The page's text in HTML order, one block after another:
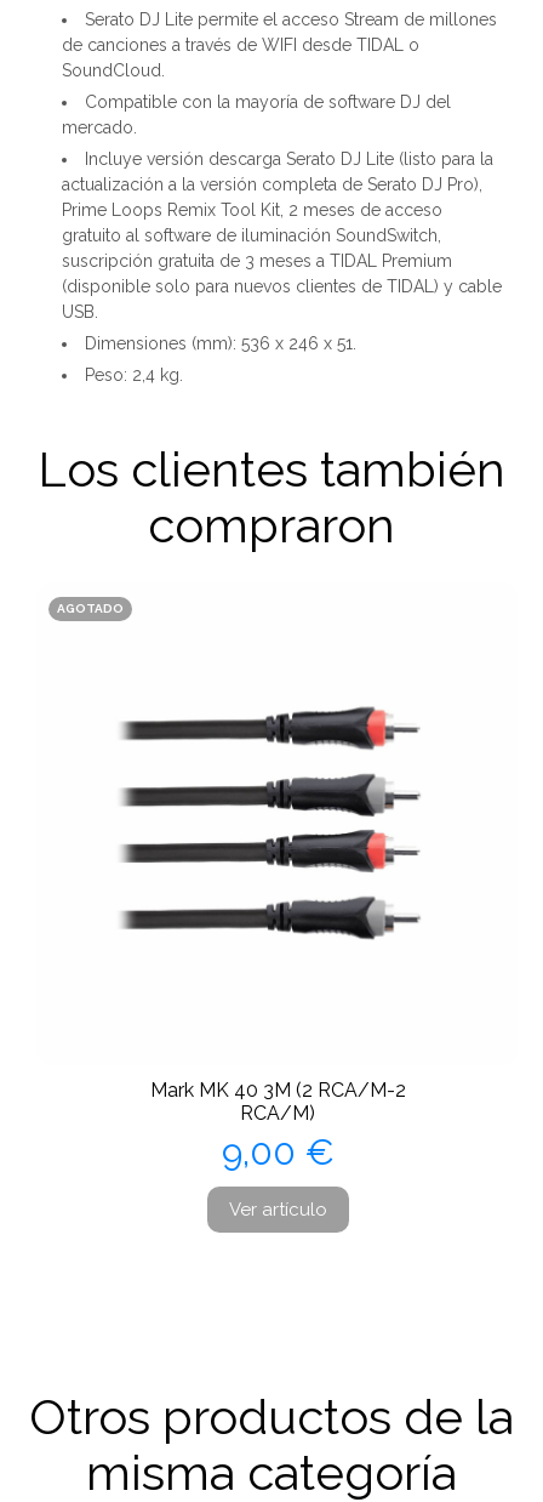
Serato DJ Lite permite el acceso Stream de millones
de canciones a través de WIFI desde TIDAL o
SoundCloud.
Compatible con la mayoría de software DJ del
mercado.
Incluye versión descarga Serato DJ Lite (listo para la
actualización a la versión completa de Serato DJ Pro),
Prime Loops Remix Tool Kit, 2 meses de acceso
gratuito al software de iluminación SoundSwitch,
suscripción gratuita de 3 meses a TIDAL Premium
(disponible solo para nuevos clientes de TIDAL) y cable
USB.
Dimensiones (mm): 536 x 246 x 51.
Peso: 2,4 kg.
Los clientes también
compraron
AGOTADO
Mark MK 40 3M (2 RCA/M-2
RCA/M)
Precio
9,00 €
Ver artículo
Otros productos de la
misma categoría